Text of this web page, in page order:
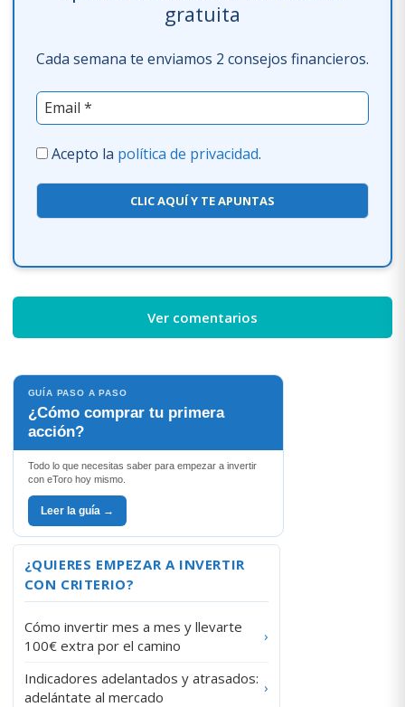
gratuita
Cada semana te enviamos 2 consejos financieros.
Acepto la política de privacidad.
CLIC AQUÍ Y TE APUNTAS
Ver comentarios
GUÍA PASO A PASO
¿Cómo comprar tu primera
acción?
Todo lo que necesitas saber para empezar a invertir
con eToro hoy mismo.
Leer la guía →
¿QUIERES EMPEZAR A INVERTIR
CON CRITERIO?
Cómo invertir mes a mes y llevarte
100€ extra por el camino
›
Indicadores adelantados y atrasados:
adelántate al mercado
›